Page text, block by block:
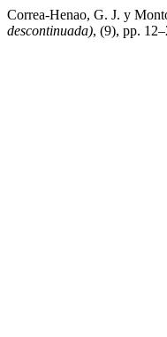
Correa-Henao, G. J. y
descontinuada), (9), pp.